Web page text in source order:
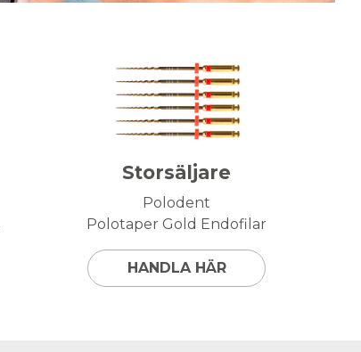
Storsäljare
Polodent
Polotaper Gold Endofilar
HANDLA HÄR